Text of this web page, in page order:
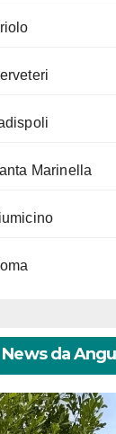
Marinella
News da